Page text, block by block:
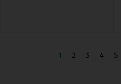
1 2 3 4 5